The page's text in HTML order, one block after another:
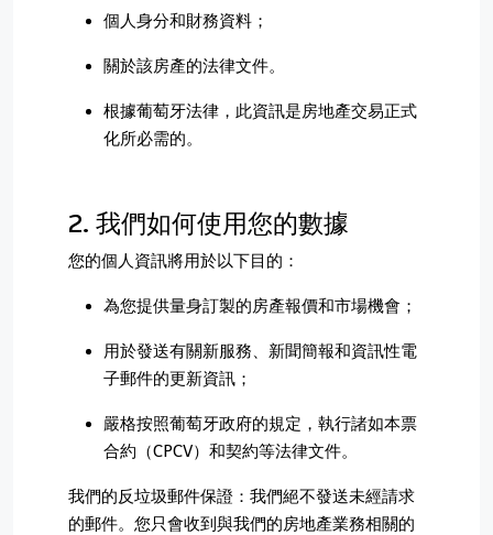
個人身分和財務資料；
關於該房產的法律文件。
根據葡萄牙法律，此資訊是房地產交易正式
化所必需的。
2. 我們如何使用您的數據
您的個人資訊將用於以下目的：
為您提供量身訂製的房產報價和市場機會；
用於發送有關新服務、新聞簡報和資訊性電
子郵件的更新資訊；
嚴格按照葡萄牙政府的規定，執行諸如本票
合約（CPCV）和契約等法律文件。
我們的反垃圾郵件保證：我們絕不發送未經請求
的郵件。您只會收到與我們的房地產業務相關的